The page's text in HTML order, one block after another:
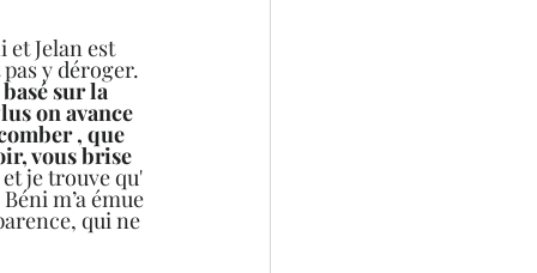
et Jelan est
y déroger.
sur la
on avance
, que
vous brise
je trouve qu'
m’a émue
qui ne